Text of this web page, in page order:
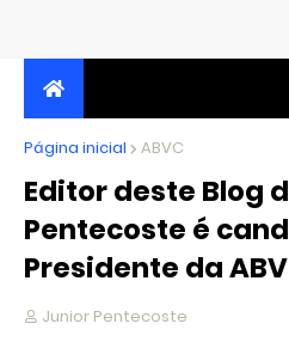
JORNALISMO INDEPENDENTE,
CRÍTICO
Página inicial ABVC
Editor deste Blog
Pentecoste é
Presidente da
Junior Pentecoste